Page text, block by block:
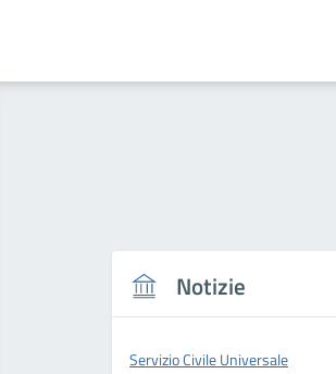
Notizie
Servizio Civile Universale